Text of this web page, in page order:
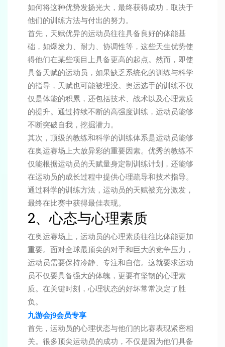
如何将这种优势发扬光大，最终获得成功，取决于
他们的训练方法与付出的努力。
首先，天赋优异的运动员往往具备良好的体能基
础，如爆发力、耐力、协调性等，这些天生优势使
得他们在某些项目上具备更高的起点。然而，即使
具备天赋的运动员，如果缺乏系统化的训练与科学
的指导，天赋也可能被埋没。奥运选手的训练不仅
仅是体能的积累，还包括技术、战术以及心理素质
的提升。通过持续不断的高强度训练，运动员能够
不断突破自我，挖掘潜力。
其次，顶级的教练和科学的训练体系是运动员能够
在奥运赛场上大放异彩的重要因素。优秀的教练不
仅能根据运动员的天赋量身定制训练计划，还能够
在运动员的成长过程中提供心理疏导和技术指导。
通过科学的训练方法，运动员的天赋被充分激发，
最终在比赛中获得最佳表现。
2、心态与心理素质
在奥运赛场上，运动员的心理素质往往比体能更加
重要。面对全球最顶尖的对手和巨大的竞争压力，
运动员需要保持冷静、专注和自信。这就要求运动
员不仅要具备强大的体魄，更要有坚韧的心理素
质。在关键时刻，心理状态的好坏常常决定了胜
负。
九游会j9会员专享
首先，运动员的心理状态与他们的比赛表现紧密相
关。很多顶尖运动员的成功，不仅是因为他们具备